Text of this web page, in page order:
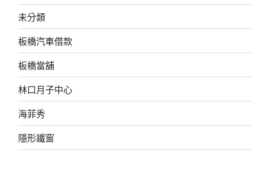
未分類
板橋汽車借款
板橋當舖
林口月子中心
海菲秀
隱形鐵窗